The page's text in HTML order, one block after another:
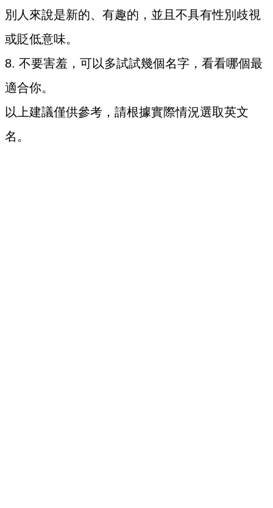
別人來說是新的、有趣的，並且不具有性別歧視
或貶低意味。
8. 不要害羞，可以多試試幾個名字，看看哪個最
適合你。
以上建議僅供參考，請根據實際情況選取英文
名。